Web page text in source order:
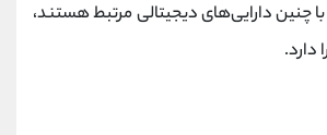
چنین دارایی‌های دیجیتالی مرتبط هستند،
دارد.